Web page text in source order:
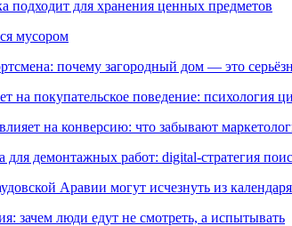
подходит для хранения ценных предметов
мусором
почему загородный дом — это
на покупательское поведение: психология
на конверсию: что забывают
для демонтажных работ: digital-стратегия
Аравии могут исчезнуть из
зачем люди едут не смотреть, а испытывать